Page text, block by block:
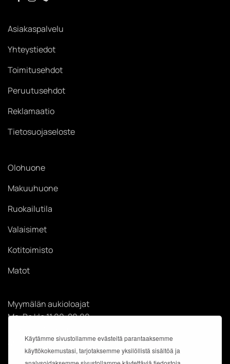
Käytämme sivustollamme evästeitä parantaaksemme
käyttökokemustasi, tarjotaksemme yksilöllistä sisältöä ja
Asiakaspalvelu
Yhteystiedot
Toimitusehdot
Peruutusehdot
Reklamaatio
Tietosuojaseloste
Olohuone
Makuuhuone
Ruokailutila
Valaisimet
Kotitoimisto
Matot
Myymälän aukioloajat
Ma-Pe klo 11.00-20.00
Su klo 12.00-18.00